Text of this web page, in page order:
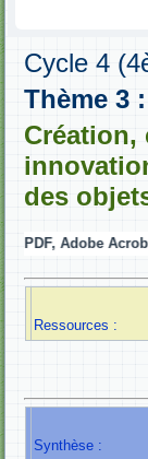
Cycle 4
Thème 3 :
Création,
des
Adobe Acrobat
Ressources :
Synthèse :